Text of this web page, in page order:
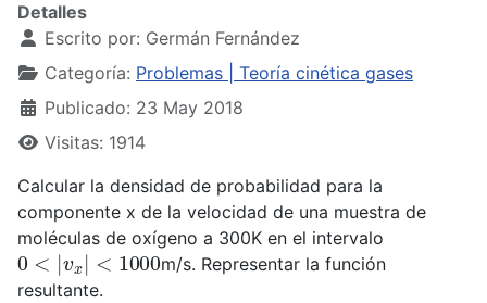
Detalles
Escrito por: Germán Fernández
Categoría: Problemas | Teoría cinética gases
Publicado: 23 May 2018
Visitas: 1914
Calcular la densidad de probabilidad para la
componente x de la velocidad de una muestra de
moléculas de oxígeno a 300K en el intervalo
0<|vx|<1000
m/s. Representar la función
resultante.